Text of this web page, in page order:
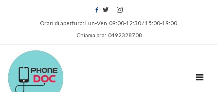
Orari di apertura: Lun‑Ven 09:00‑12:30 / 15:00‑19:00
Chiama ora: 0492328708